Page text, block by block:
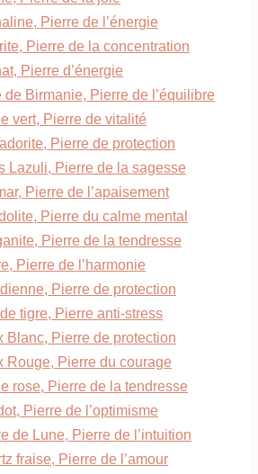
Pierre de l’énergie
Pierre de la concentration
Pierre d’énergie
de Birmanie, Pierre de l’équilibre
vert, Pierre de vitalité
Pierre de protection
Lazuli, Pierre de la sagesse
Pierre de l’apaisement
Pierre du calme mental
Pierre de la tendresse
Pierre de l’harmonie
Pierre de protection
tigre, Pierre anti-stress
Blanc, Pierre de protection
Rouge, Pierre du courage
rose, Pierre de la tendresse
Pierre de l’optimisme
de Lune, Pierre de l’intuition
fraise, Pierre de l’amour